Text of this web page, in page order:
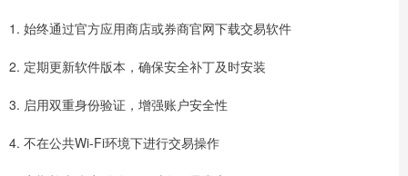
1. 始终通过官方应用商店或券商官网下载交易软件
2. 定期更新软件版本，确保安全补丁及时安装
3. 启用双重身份验证，增强账户安全性
4. 不在公共Wi-Fi环境下进行交易操作